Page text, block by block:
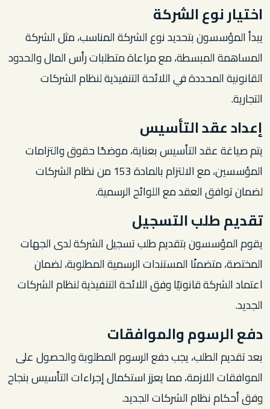
اختيار نوع الشركة
يبدأ المؤسسون بتحديد نوع الشركة المناسب، مثل الشركة
المساهمة المبسطة، مع مراعاة متطلبات رأس المال والحدود
القانونية المحددة في اللائحة التنفيذية لنظام الشركات
التجارية.
إعداد عقد التأسيس
يتم صياغة عقد التأسيس بعناية، موضحًا حقوق والتزامات
المؤسسين، مع الالتزام بالمادة 153 من نظام الشركات
لضمان توافق العقد مع اللوائح الرسمية.
تقديم طلب التسجيل
يقوم المؤسسون بتقديم طلب تسجيل الشركة لدى الجهات
المختصة، متضمنًا المستندات الرسمية المطلوبة، لضمان
اعتماد الشركة قانونيًا وفق اللائحة التنفيذية لنظام الشركات
الجديد.
دفع الرسوم والموافقات
بعد تقديم الطلب، يجب دفع الرسوم المطلوبة والحصول على
الموافقات اللازمة، مما يعزز استكمال إجراءات التأسيس بنجاح
وفق أحكام نظام الشركات الجديد.